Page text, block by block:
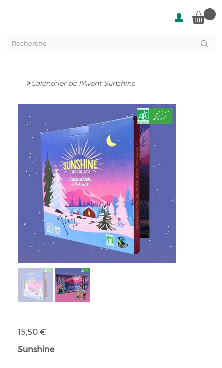
>Calendrier de l'Avent Sunshine
Prix
15,50 €
Sunshine